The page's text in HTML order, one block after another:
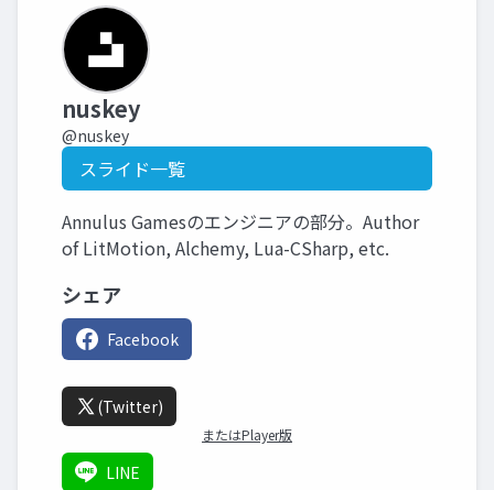
nuskey
@nuskey
スライド一覧
Annulus Gamesのエンジニアの部分。Author
of LitMotion, Alchemy, Lua-CSharp, etc.
シェア
Facebook
(Twitter)
またはPlayer版
LINE